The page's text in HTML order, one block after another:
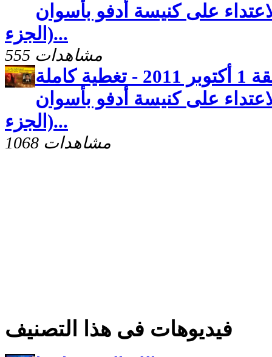
على كنيسة أدفو بأسوان
(الجزء...
555 مشاهدات
تحاليل اخبارية - حلقة 1 أكتوبر 2011 - تغطية كاملة
على كنيسة أدفو بأسوان
(الجزء...
1068 مشاهدات
فيديوهات فى هذا التصنيف